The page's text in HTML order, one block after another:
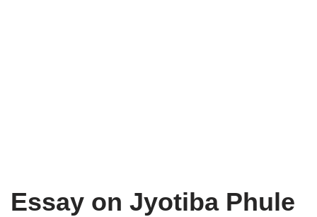
Essay on Jyotiba Phule